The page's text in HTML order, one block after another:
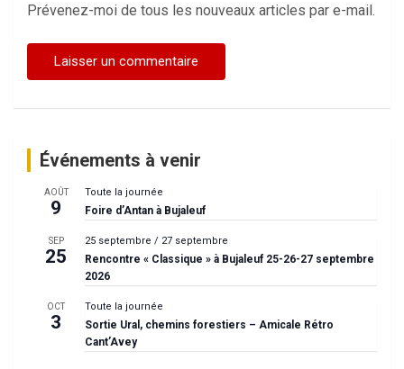
Prévenez-moi de tous les nouveaux articles par e-mail.
Événements à venir
AOÛT
9
Toute la journée
Foire d’Antan à Bujaleuf
SEP
25
25 septembre / 27 septembre
Rencontre « Classique » à Bujaleuf 25-26-27 septembre
2026
OCT
3
Toute la journée
Sortie Ural, chemins forestiers – Amicale Rétro
Cant’Avey